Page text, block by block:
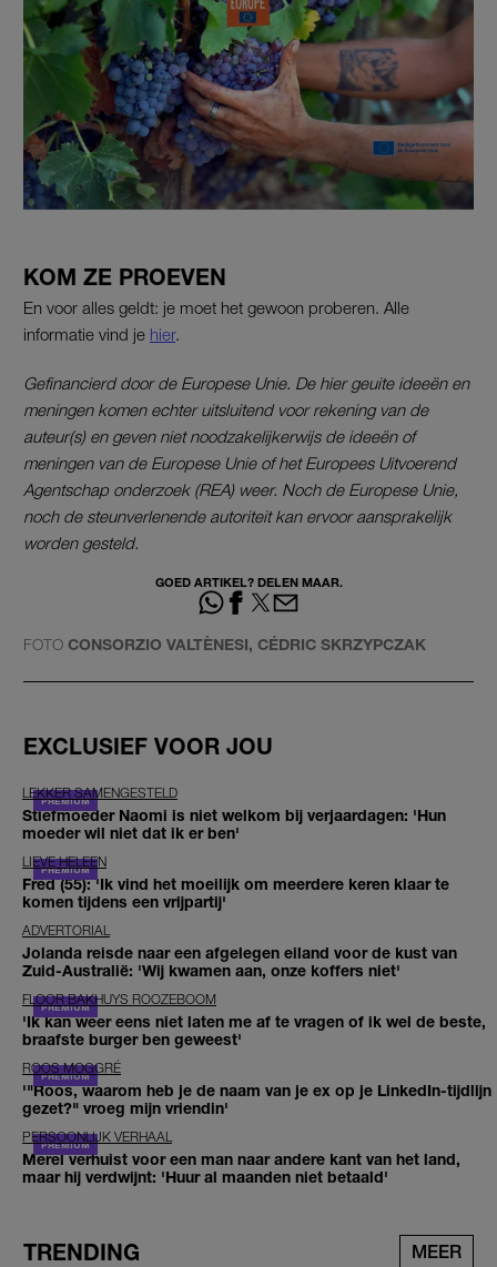
KOM ZE PROEVEN
En voor alles geldt: je moet het gewoon proberen. Alle
informatie vind je hier.
Gefinancierd door de Europese Unie. De hier geuite ideeën en
meningen komen echter uitsluitend voor rekening van de
auteur(s) en geven niet noodzakelijkerwijs de ideeën of
meningen van de Europese Unie of het Europees Uitvoerend
Agentschap onderzoek (REA) weer. Noch de Europese Unie,
noch de steunverlenende autoriteit kan ervoor aansprakelijk
worden gesteld.
GOED ARTIKEL? DELEN MAAR.
FOTO CONSORZIO VALTÈNESI, CÉDRIC SKRZYPCZAK
EXCLUSIEF VOOR JOU
LEKKER SAMENGESTELD
Stiefmoeder Naomi is niet welkom bij verjaardagen: 'Hun
moeder wil niet dat ik er ben'
LIEVE HELEEN
Fred (55): 'Ik vind het moeilijk om meerdere keren klaar te
komen tijdens een vrijpartij'
ADVERTORIAL
Jolanda reisde naar een afgelegen eiland voor de kust van
Zuid-Australië: 'Wij kwamen aan, onze koffers niet'
FLOOR BAKHUYS ROOZEBOOM
'Ik kan weer eens niet laten me af te vragen of ik wel de beste,
braafste burger ben geweest'
ROOS MOGGRÉ
'"Roos, waarom heb je de naam van je ex op je LinkedIn-tijdlijn
gezet?" vroeg mijn vriendin'
PERSOONLIJK VERHAAL
Merel verhuist voor een man naar andere kant van het land,
maar hij verdwijnt: 'Huur al maanden niet betaald'
TRENDING MEER